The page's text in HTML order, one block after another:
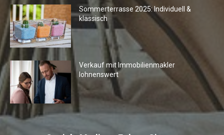
Sommerterrasse 2025: Individuell &
klassisch
Verkauf mit Immobilienmakler
lohnenswert